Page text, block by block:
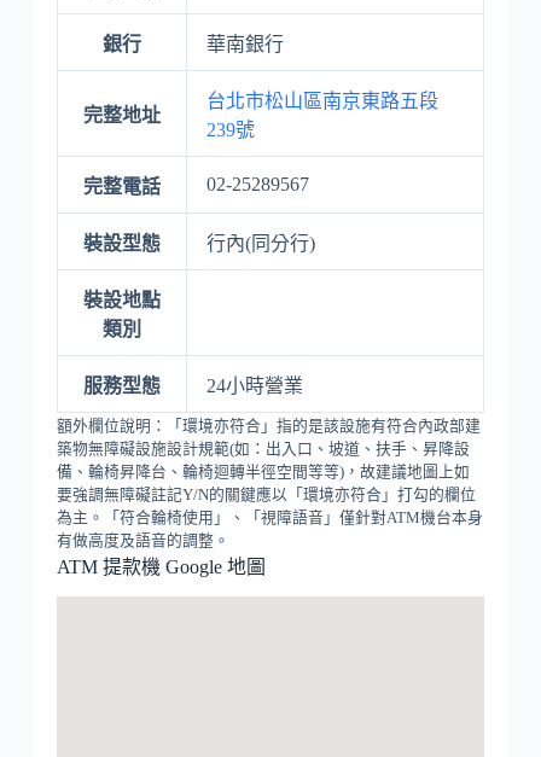
銀行 華南銀行
完整地址
台北市松山區南京東路五段
239號
完整電話 02-25289567
裝設型態 行內(同分行)
裝設地點
類別
服務型態 24小時營業
額外欄位說明：「環境亦符合」指的是該設施有符合內政部建
築物無障礙設施設計規範(如：出入口、坡道、扶手、昇降設
備、輪椅昇降台、輪椅迴轉半徑空間等等)，故建議地圖上如
要強調無障礙註記Y/N的關鍵應以「環境亦符合」打勾的欄位
為主。「符合輪椅使用」、「視障語音」僅針對ATM機台本身
有做高度及語音的調整。
ATM 提款機 Google 地圖